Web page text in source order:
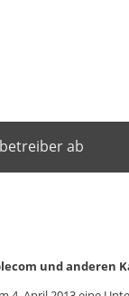
ab
und